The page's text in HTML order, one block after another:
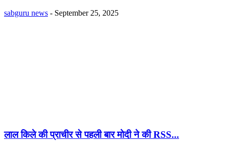
sabguru news - September 25, 2025
लाल किले की प्राचीर से पहली बार मोदी ने की RSS...